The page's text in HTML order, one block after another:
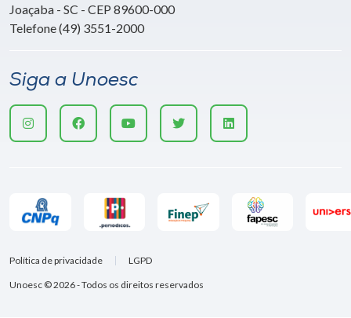
Joaçaba - SC - CEP 89600-000
Telefone (49) 3551-2000
Siga a Unoesc
Unoesc © 2026 - Todos os direitos reservados
Política de privacidade LGPD